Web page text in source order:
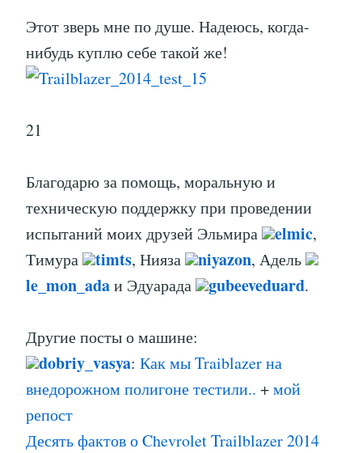
Этот зверь мне по душе. Надеюсь, когда-
нибудь куплю себе такой же!
21
Благодарю за помощь, моральную и
техническую поддержку при проведении
испытаний моих друзей Эльмира
elmic,
Тимура
timts, Нияза niyazon, Адель
le_mon_adaи Эдуарада gubeeveduard.
Другие посты о машине:
dobriy_vasya: Как мы Traiblazer на
внедорожном полигоне тестили.. +мой
репост
Десять фактов о Chevrolet Trailblazer 2014